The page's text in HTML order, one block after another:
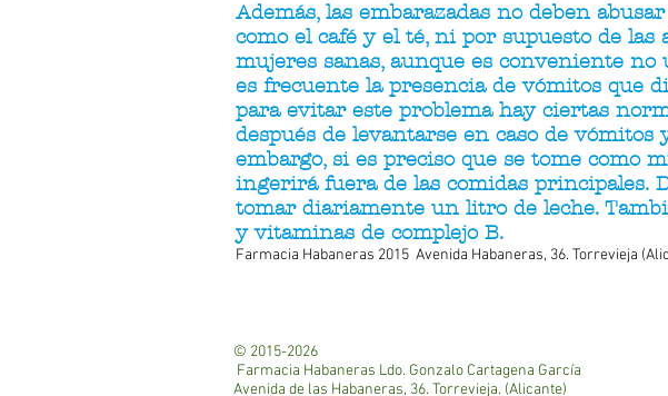
Además, las embarazadas no deben
como el café y el té, ni por supuesto de
mujeres sanas, aunque es conveniente
es frecuente la presencia de vómitos que
para evitar este problema hay ciertas
después de levantarse en caso de
embargo, si es preciso que se tome
ingerirá fuera de las comidas principales.
tomar diariamente un litro de leche.
y vitaminas de complejo B.
Farmacia Habaneras 2015 Avenida Habaneras, 36. Torrevieja
© 2015-2026
Farmacia Habaneras Ldo. Gonzalo Cartagena García
Avenida de las Habaneras, 36. Torrevieja. (Alicante)